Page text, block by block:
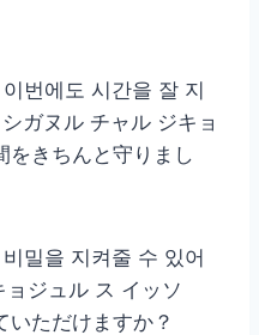
번에도 시간을 잘 지
ガヌル チャル ジキョ
をきちんと守りまし
밀을 지켜줄 수 있어
ジュル ス イッソ
いただけますか？